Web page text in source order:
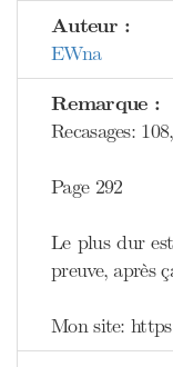
Auteur :
EWna
Remarque :
Recasages:
Page 292
Le plus dur
preuve, après
Mon site: